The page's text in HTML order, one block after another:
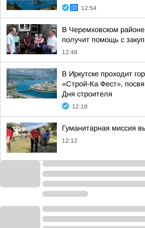
12:54
В Черемховском
получит помощь с
12:48
В Иркутске проходит
«Строй-Ка Фест»,
Дня строителя
12:18
Гуманитарная миссия
12:12